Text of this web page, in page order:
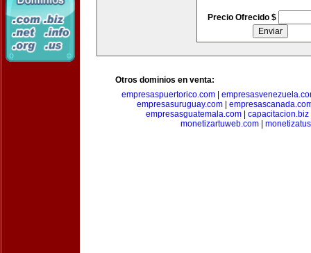
Precio Ofrecido $
Otros dominios en venta:
empresaspuertorico.com
empresasuruguay.com|
empresasguatemala.com
capacitacion.biz
monetizartuweb.com|